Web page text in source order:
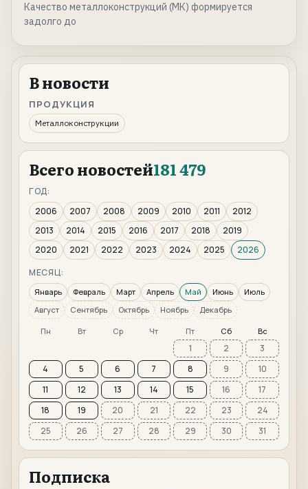
Качество металлоконструкций (МК) формируется
задолго до
В новости
ПРОДУКЦИЯ
Металлоконструкции
Всего новостей181 479
ГОД:
2006
2007 2008 2009 2010 2011
2012
2013
2014 2015 2016 2017 2018
2019
2020
2021 2022 2023 2024 2025
2026
МЕСЯЦ:
Январь Февраль Март Апрель Май Июнь
Июль
Август
Сентябрь Октябрь Ноябрь Декабрь
Пн Вт Ср Чт Пт Сб Вс
1 2
3
4
5 6 7 8 9
10
11
12 13 14 15 16
17
18
19 20 21 22 23
24
25
26 27 28 29 30 31
Подписка